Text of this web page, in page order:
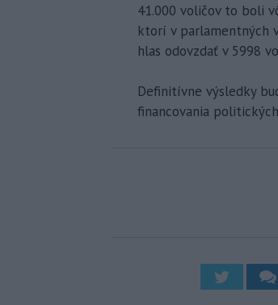
41.000 voličov to boli
ktorí v parlamentných
hlas odovzdať v 5998
Definitívne výsledky
financovania